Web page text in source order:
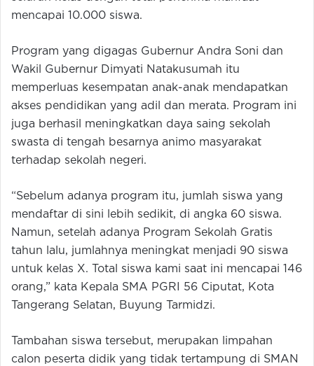
mencapai 10.000 siswa.
Program yang digagas Gubernur Andra Soni dan
Wakil Gubernur Dimyati Natakusumah itu
memperluas kesempatan anak-anak mendapatkan
akses pendidikan yang adil dan merata. Program ini
juga berhasil meningkatkan daya saing sekolah
swasta di tengah besarnya animo masyarakat
terhadap sekolah negeri.
“Sebelum adanya program itu, jumlah siswa yang
mendaftar di sini lebih sedikit, di angka 60 siswa.
Namun, setelah adanya Program Sekolah Gratis
tahun lalu, jumlahnya meningkat menjadi 90 siswa
untuk kelas X. Total siswa kami saat ini mencapai 146
orang,” kata Kepala SMA PGRI 56 Ciputat, Kota
Tangerang Selatan, Buyung Tarmidzi.
Tambahan siswa tersebut, merupakan limpahan
calon peserta didik yang tidak tertampung di SMAN